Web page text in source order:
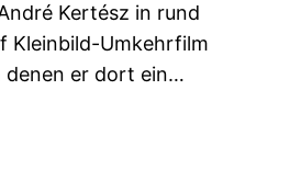
Kertész in rund
Kleinbild-Umkehrfilm
denen er dort ein…